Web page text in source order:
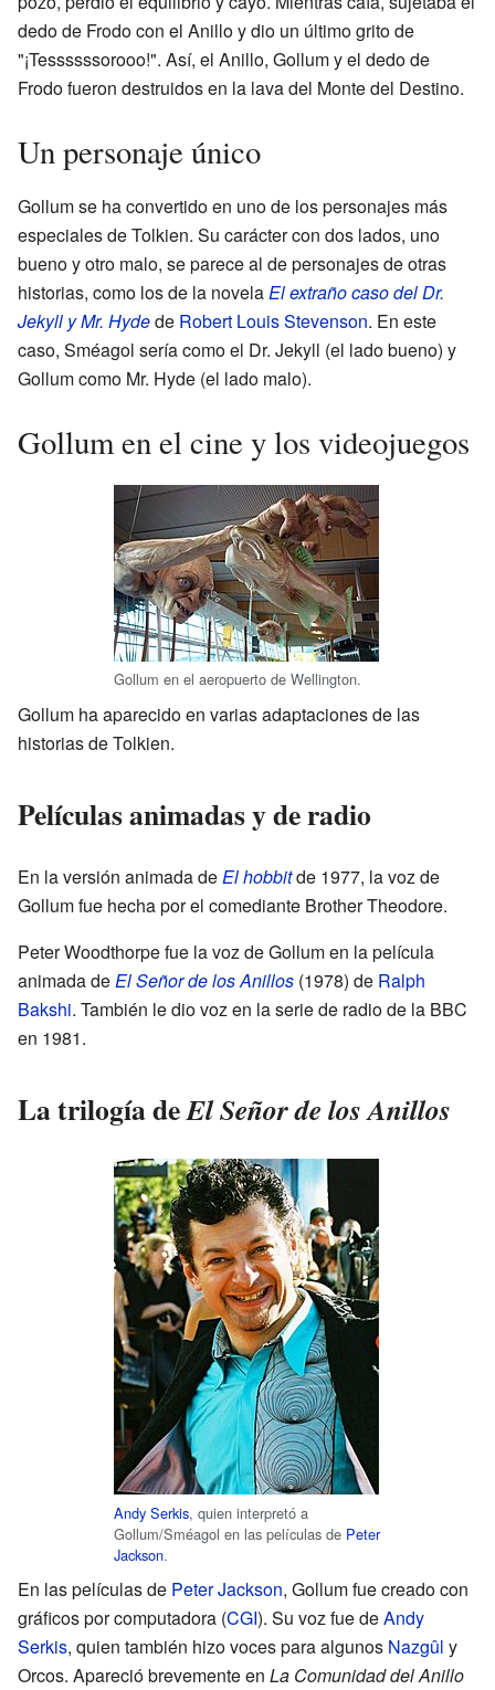
dedo de Frodo con el Anillo y dio un último grito de
"¡Tessssssorooo!". Así, el Anillo, Gollum y el dedo de
Frodo fueron destruidos en la lava del Monte del Destino.
Un personaje único
Gollum se ha convertido en uno de los personajes más
especiales de Tolkien. Su carácter con dos lados, uno
bueno y otro malo, se parece al de personajes de otras
historias, como los de la novelaEl extraño caso del Dr.
Jekyll y Mr. Hydede Robert Louis Stevenson. En este
caso, Sméagol sería como el Dr. Jekyll (el lado bueno) y
Gollum como Mr. Hyde (el lado malo).
Gollum en el cine y los videojuegos
Gollum en el aeropuerto de Wellington.
Gollum ha aparecido en varias adaptaciones de las
historias de Tolkien.
Películas animadas y de radio
En la versión animada deEl hobbitde 1977, la voz de
Gollum fue hecha por el comediante Brother Theodore.
Peter Woodthorpe fue la voz de Gollum en la película
animada deEl Señor de los Anillos (1978) de Ralph
Bakshi. También le dio voz en la serie de radio de la BBC
en 1981.
La trilogía deEl Señor de los Anillos
Andy Serkis, quien interpretó a
Gollum/Sméagol en las películas de Peter
Jackson.
En las películas de Peter Jackson, Gollum fue creado con
gráficos por computadora (CGI). Su voz fue deAndy
Serkis, quien también hizo voces para algunos Nazgûl y
Orcos. Apareció brevemente en La Comunidad del Anillo